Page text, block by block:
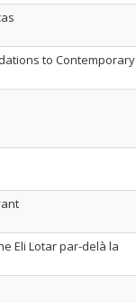
to Contemporary
Eli Lotar par-delà la